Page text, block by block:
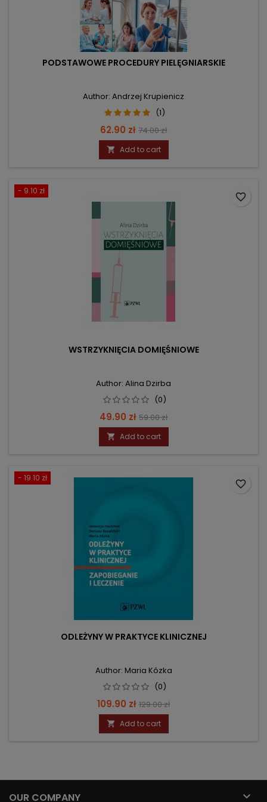
PODSTAWOWE PROCEDURY PIELĘGNIARSKIE
Author: Andrzej Krupienicz
(1)
Price
62.90 zł Regular
price
74.00 zł
 Add to cart
- 9.10 zł
WSTRZYKNIĘCIA DOMIĘŚNIOWE
Author: Alina Dzirba
(0)
Price
49.90 zł Regular
price
59.00 zł
 Add to cart
favorite_border
- 19.10 zł
ODLEŻYNY W PRAKTYCE KLINICZNEJ
Author: Maria Kózka
(0)
Price
109.90 zł Regular
price
129.00 zł
 Add to cart
favorite_border
OUR COMPANY 